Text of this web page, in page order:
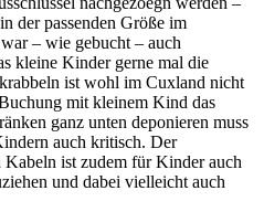
der passenden Größe im
– wie gebucht – auch
kleine Kinder gerne mal die
ist wohl im Cuxland nicht
mit kleinem Kind das
ganz unten deponieren muss
auch kritisch. Der
ist zudem für Kinder auch
und dabei vielleicht auch